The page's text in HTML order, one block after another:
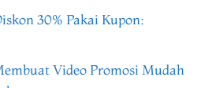
30% Pakai Kupon:
Video Promosi Mudah